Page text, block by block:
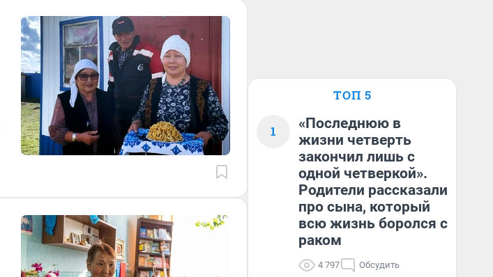
ТОП 5
1
«Последнюю в
жизни четверть
закончил лишь с
одной четверкой».
Родители рассказали
про сына, который
всю жизнь боролся с
раком
4 797 Обсудить